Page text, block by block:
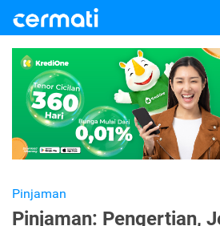
Pinjaman
Pinjaman: Pengertian,